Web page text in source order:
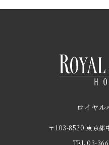
ロイヤル
〒103-8520 東京都
TEL 03-